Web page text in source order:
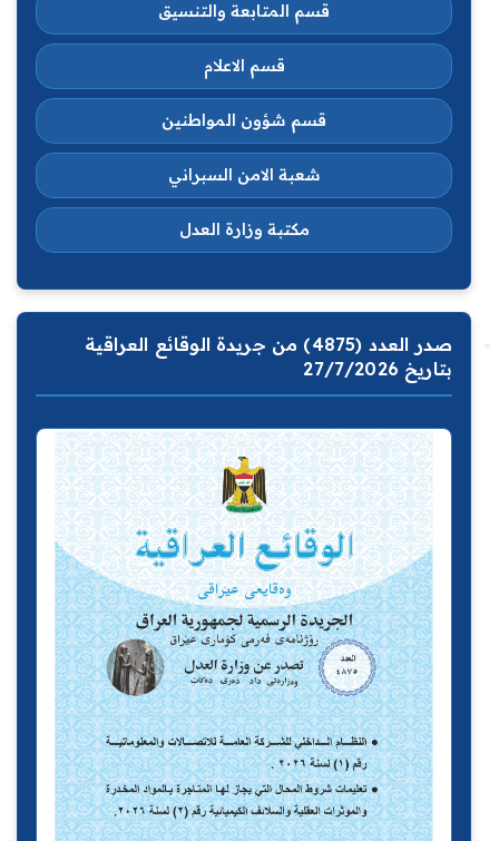
قسم المتابعة والتنسيق
قسم الاعلام
قسم شؤون المواطنين
شعبة الامن السبراني
مكتبة وزارة العدل
صدر العدد (4875) من جريدة الوقائع العراقية
بتاريخ 27/7/2026